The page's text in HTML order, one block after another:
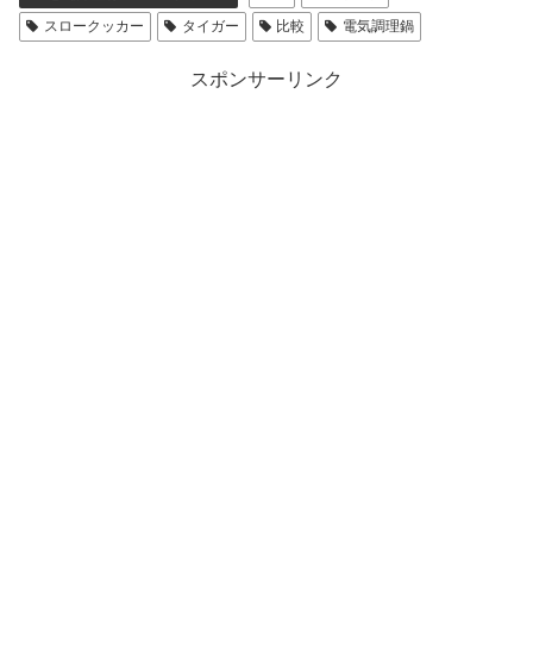
スロークッカー
タイガー 比較 電気調理鍋
スポンサーリンク